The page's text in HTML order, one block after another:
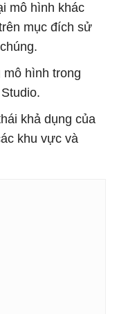
mô hình khác
mục đích sử
hình trong
khả dụng của
khu vực và